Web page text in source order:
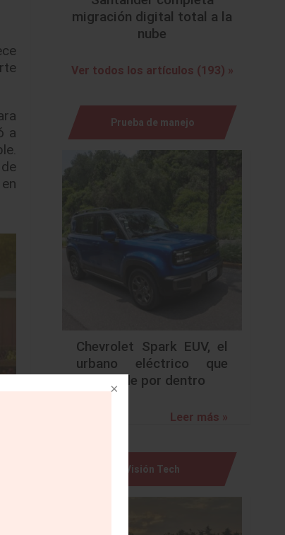
a
migración digital total a la
nube
Ver todos los artículos (193) »
Prueba de manejo
Chevrolet Spark EUV, el
urbano eléctrico que
sorprende por dentro
Leer más »
Visión Tech